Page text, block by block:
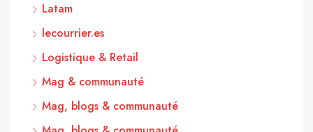
Latam
lecourrier.es
Logistique & Retail
Mag & communauté
Mag, blogs & communauté